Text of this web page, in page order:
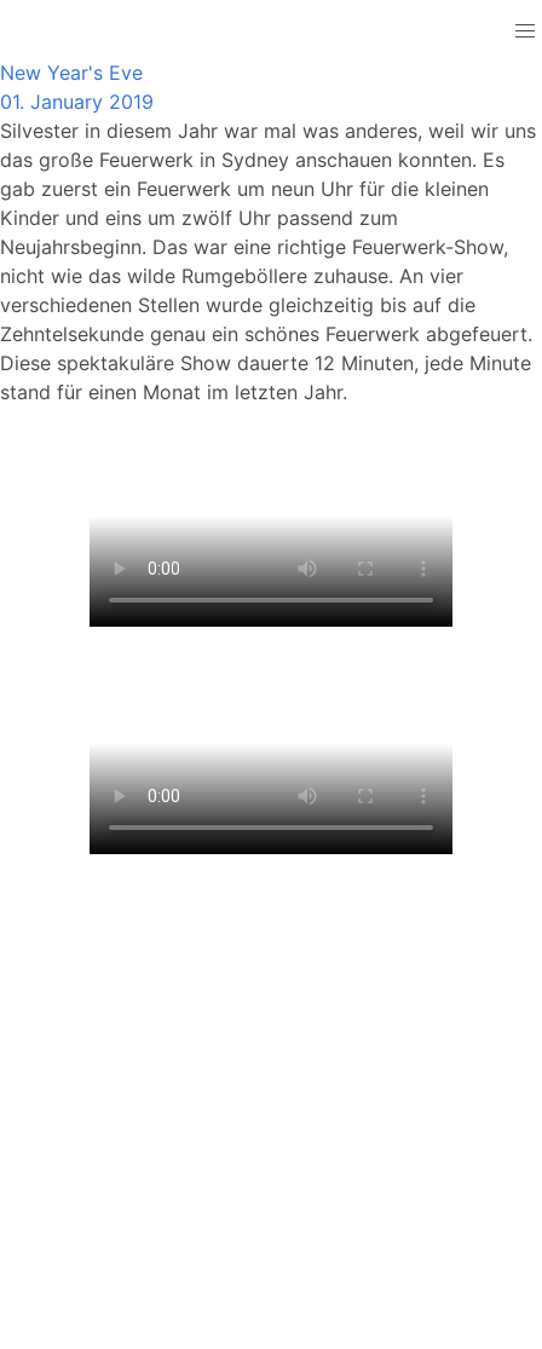
New Year's Eve
01. January 2019
Silvester in diesem Jahr war mal was anderes, weil wir uns
das große Feuerwerk in Sydney anschauen konnten. Es
gab zuerst ein Feuerwerk um neun Uhr für die kleinen
Kinder und eins um zwölf Uhr passend zum
Neujahrsbeginn. Das war eine richtige Feuerwerk-Show,
nicht wie das wilde Rumgeböllere zuhause. An vier
verschiedenen Stellen wurde gleichzeitig bis auf die
Zehntelsekunde genau ein schönes Feuerwerk abgefeuert.
Diese spektakuläre Show dauerte 12 Minuten, jede Minute
stand für einen Monat im letzten Jahr.